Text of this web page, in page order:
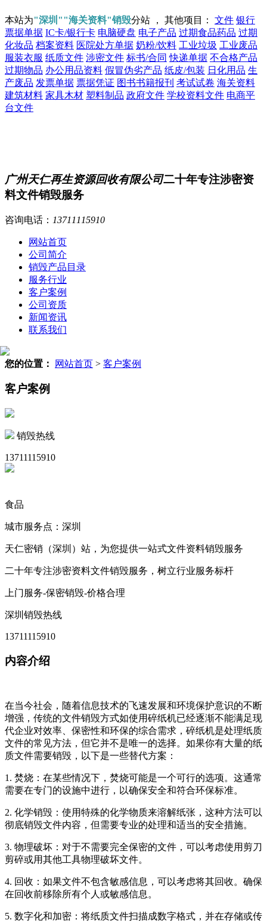
本站为"深圳""海关资料"销毁分站 ， 其他项目： 文件 银行
票据单据 IC卡/银行卡 电脑硬盘 电子产品 过期食品药品 过期
化妆品 档案资料 医院处方单据 奶粉/饮料 工业垃圾 工业废品
服装衣服 纸质文件 涉密文件 标书/合同 快递单据 不合格产品
过期物品 办公用品资料 假冒伪劣产品 纸皮/包装 日化用品 生
产废品 发票单据 票据凭证 图书书籍报刊 考试试卷 海关资料
建筑材料 家具木材 塑料制品 政府文件 学校资料文件 电商平
台文件
广州天仁再生资源回收有限公司二十年专注涉密资
料文件销毁服务
咨询电话： 13711115910
网站首页
公司简介
销毁产品目录
服务行业
客户案例
公司资质
新闻资讯
联系我们
您的位置： 网站首页 > 客户案例
客户案例
销毁热线
13711115910
食品
城市服务点：深圳
天仁密销（深圳）站，为您提供一站式文件资料销毁服务
二十年专注涉密资料文件销毁服务，树立行业服务标杆
上门服务-保密销毁-价格合理
深圳销毁热线
13711115910
内容介绍
在当今社会，随着信息技术的飞速发展和环境保护意识的不断
增强，传统的文件销毁方式如使用碎纸机已经逐渐不能满足现
代企业对效率、保密性和环保的综合需求，碎纸机是处理纸质
文件的常见方法，但它并不是唯一的选择。如果你有大量的纸
质文件需要销毁，以下是一些替代方案：
1. 焚烧：在某些情况下，焚烧可能是一个可行的选项。这通常
需要在专门的设施中进行，以确保安全和符合环保标准。
2. 化学销毁：使用特殊的化学物质来溶解纸张，这种方法可以
彻底销毁文件内容，但需要专业的处理和适当的安全措施。
3. 物理破坏：对于不需要完全保密的文件，可以考虑使用剪刀
剪碎或用其他工具物理破坏文件。
4. 回收：如果文件不包含敏感信息，可以考虑将其回收。确保
在回收前移除所有个人或敏感信息。
5. 数字化和加密：将纸质文件扫描成数字格式，并在存储或传